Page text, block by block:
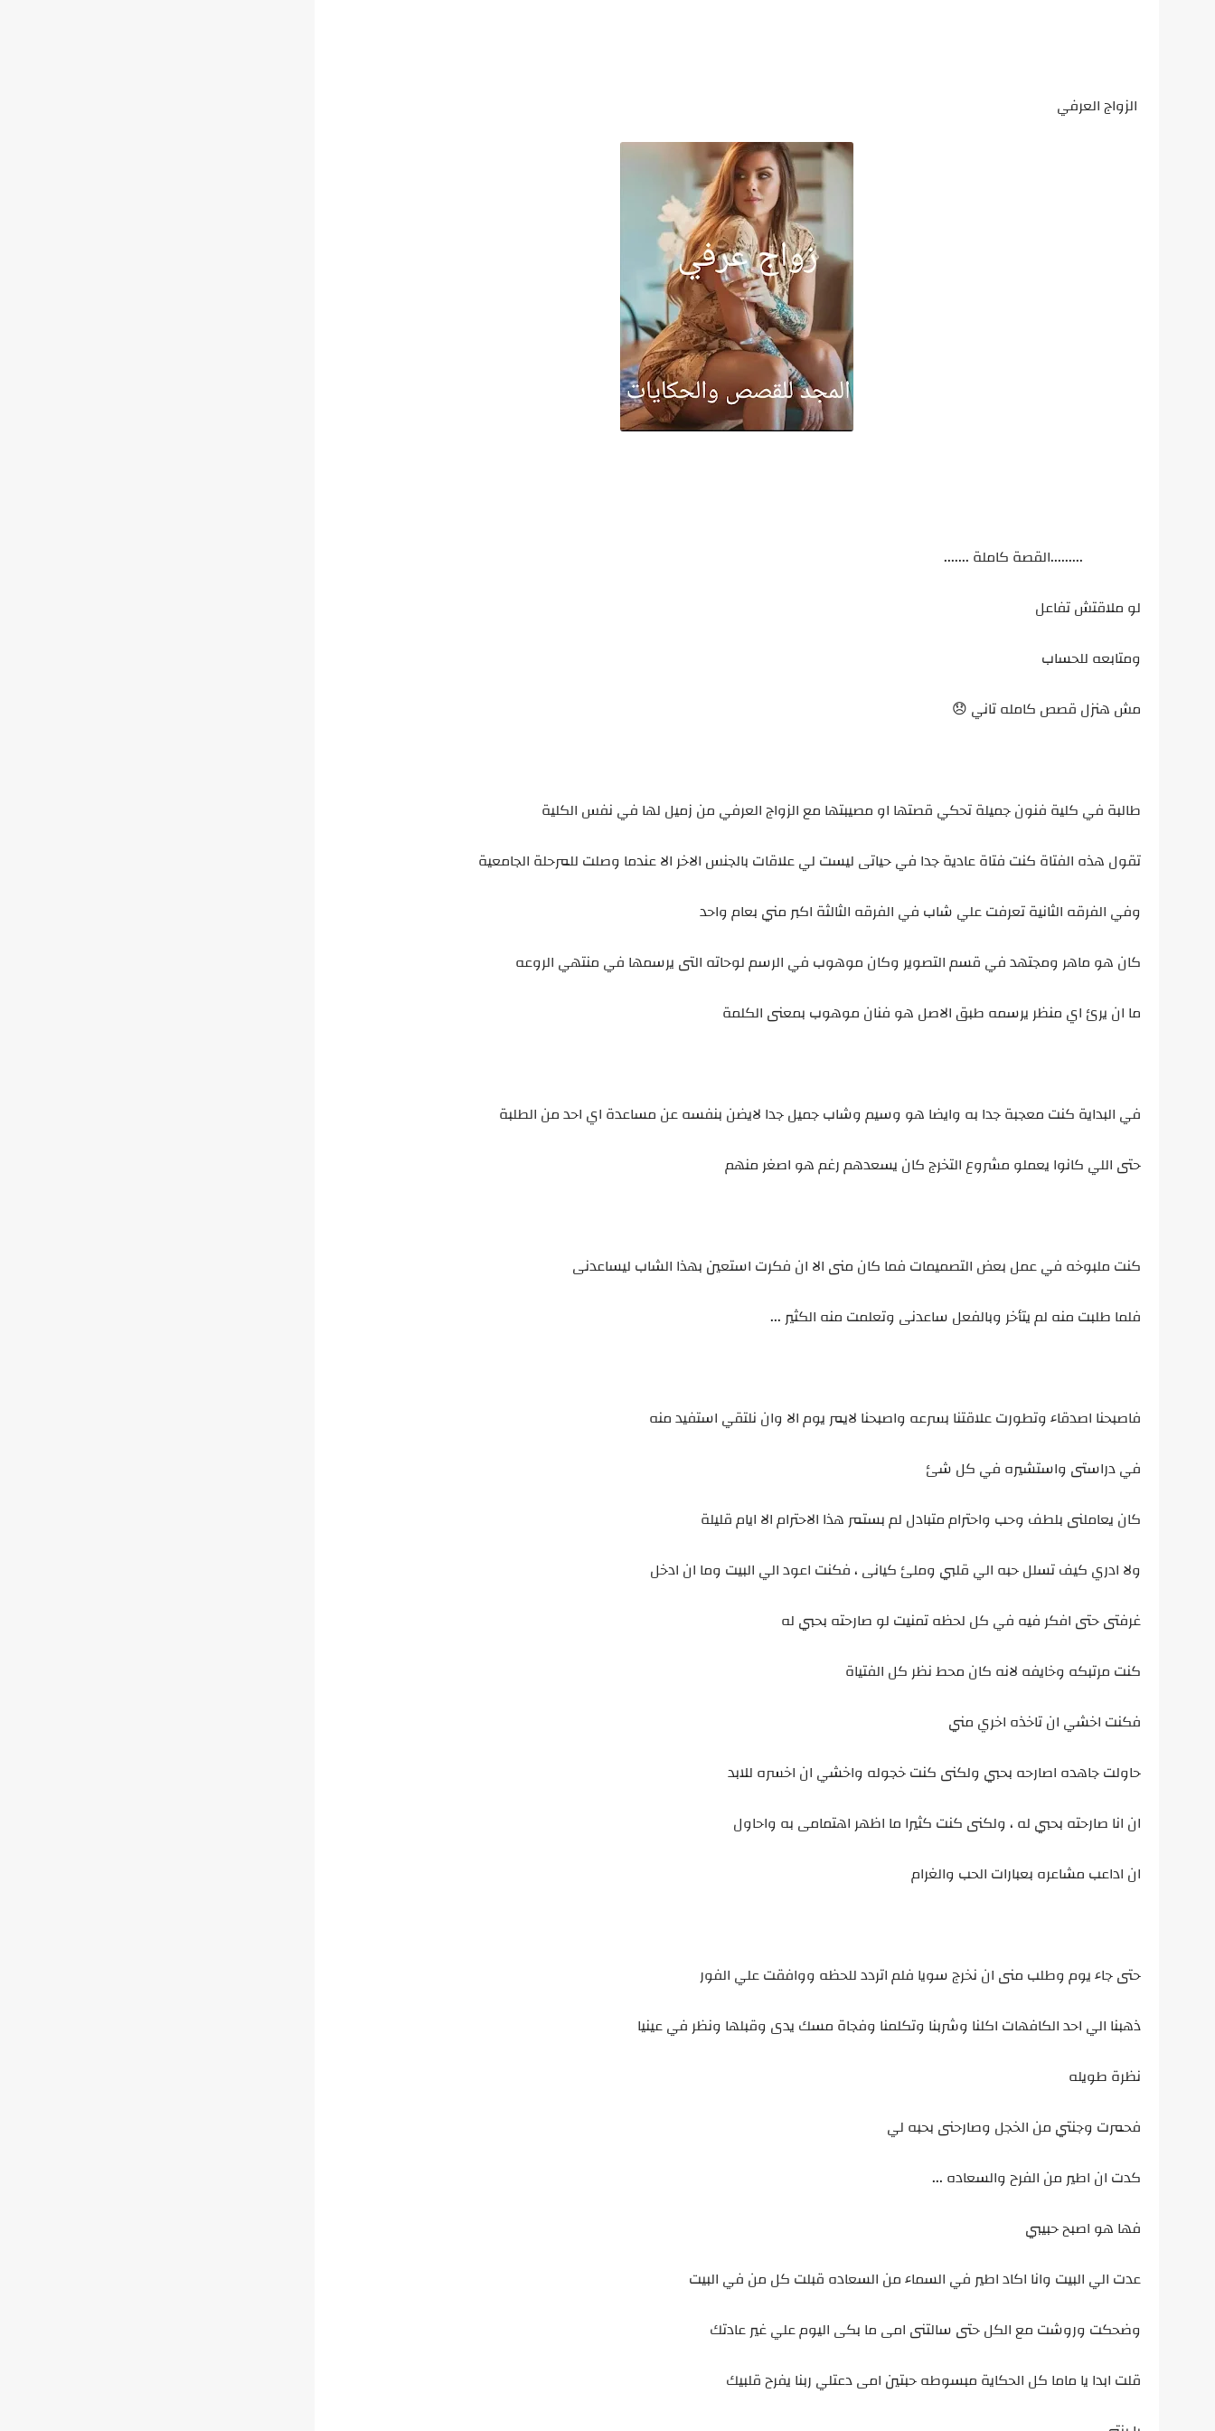
الزواج العرفي
.........القصة كاملة .......
لو ملاقتش تفاعل
ومتابعه للحساب
مش هنزل قصص كامله تاني 😞
طالبة في كلية فنون جميلة تحكي قصتها او مصيبتها مع الزواج العرفي من زميل لها في نفس الكلية
تقول هذه الفتاة كنت فتاة عادية جدا في حياتى ليست لي علاقات بالجنس الاخر الا عندما وصلت للمرحلة الجامعية
وفي الفرقه الثانية تعرفت علي شاب في الفرقه الثالثة اكبر مني بعام واحد
كان هو ماهر ومجتهد في قسم التصوير وكان موهوب في الرسم لوحاته التى يرسمها في منتهي الروعه
ما ان يرئ اي منظر يرسمه طبق الاصل هو فنان موهوب بمعنى الكلمة
في البداية كنت معجبة جدا به وايضا هو وسيم وشاب جميل جدا لايضن بنفسه عن مساعدة اي احد من الطلبة
حتى اللي كانوا يعملو مشروع التخرج كان يسعدهم رغم هو اصغر منهم
كنت ملبوخه في عمل بعض التصميمات فما كان منى الا ان فكرت استعين بهذا الشاب ليساعدنى
فلما طلبت منه لم يتأخر وبالفعل ساعدنى وتعلمت منه الكثير ...
فاصبحنا اصدقاء وتطورت علاقتنا بسرعه واصبحنا لايمر يوم الا وان نلتقي استفيد منه
في دراستى واستشيره في كل شئ
كان يعاملنى بلطف وحب واحترام متبادل لم بستمر هذا الاحترام الا ايام قليلة
ولا ادري كيف تسلل حبه الي قلبي وملئ كيانى ، فكنت اعود الي البيت وما ان ادخل
غرفتى حتى افكر فيه في كل لحظه تمنيت لو صارحته بحبي له
كنت مرتبكه وخايفه لانه كان محط نظر كل الفتياة
فكنت اخشي ان تاخذه اخري مني
حاولت جاهده اصارحه بحبي ولكنى كنت خجوله واخشي ان اخسره للابد
ان انا صارحته بحبي له ، ولكنى كنت كثيرا ما اظهر اهتمامى به واحاول
ان اداعب مشاعره بعبارات الحب والغرام
حتى جاء يوم وطلب منى ان نخرج سويا فلم اتردد للحظه ووافقت علي الفور
ذهبنا الي احد الكافهات اكلنا وشربنا وتكلمنا وفجاة مسك يدى وقبلها ونظر في عينيا
نظرة طويله
فحمرت وجنتي من الخجل وصارحنى بحبه لي
كدت ان اطير من الفرح والسعاده ...
فها هو اصبح حبيبي
عدت الي البيت وانا اكاد اطير في السماء من السعاده قبلت كل من في البيت
وضحكت وروشت مع الكل حتى سالتنى امى ما بكى اليوم علي غير عادتك
قلت ابدا يا ماما كل الحكاية مبسوطه حبتين امى دعتلي ربنا يفرح قلبيك